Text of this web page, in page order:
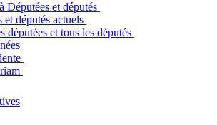
Députées et députés
et députés actuels
députées et tous les députés